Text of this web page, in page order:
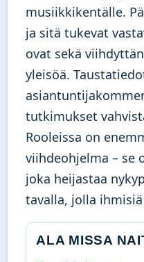
musiikkikentälle.
ja sitä tukevat
ovat sekä
yleisöä.
tutkimukset
Rooleissa on
viihdeohjelma – se
joka heijastaa
tavalla, jolla
ALA MISSA